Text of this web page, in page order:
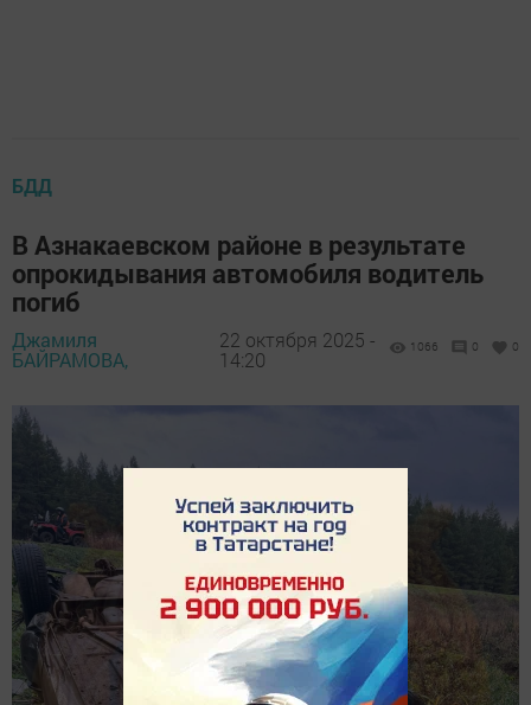
БДД
В Азнакаевском районе в результате
опрокидывания автомобиля водитель
погиб
Джамиля
БАЙРАМОВА,
22 октября 2025 -
14:20
1066 0 0